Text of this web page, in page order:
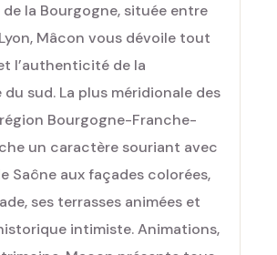
la Bourgogne, située entre
Mâcon vous dévoile tout
l’authenticité de la
sud. La plus méridionale des
Bourgogne-Franche-
un caractère souriant avec
Saône aux façades colorées,
ses terrasses animées et
intimiste. Animations,